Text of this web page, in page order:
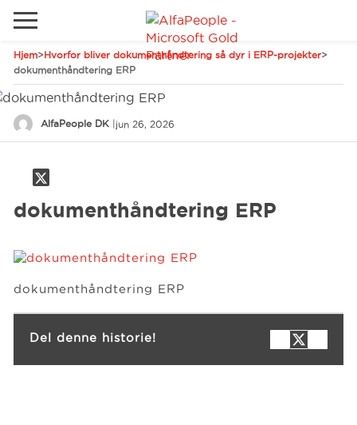
Hjem>Hvorfor bliver dokumenthåndtering så dyr i ERP-projekter>
dokumenthåndtering ERP
AlfaPeople DK | jun 26, 2026
dokumenthåndtering ERP
dokumenthåndtering ERP
Del denne historie!
Services
Ring
Gå til det lokale websted
Global
Canada
Tyskland